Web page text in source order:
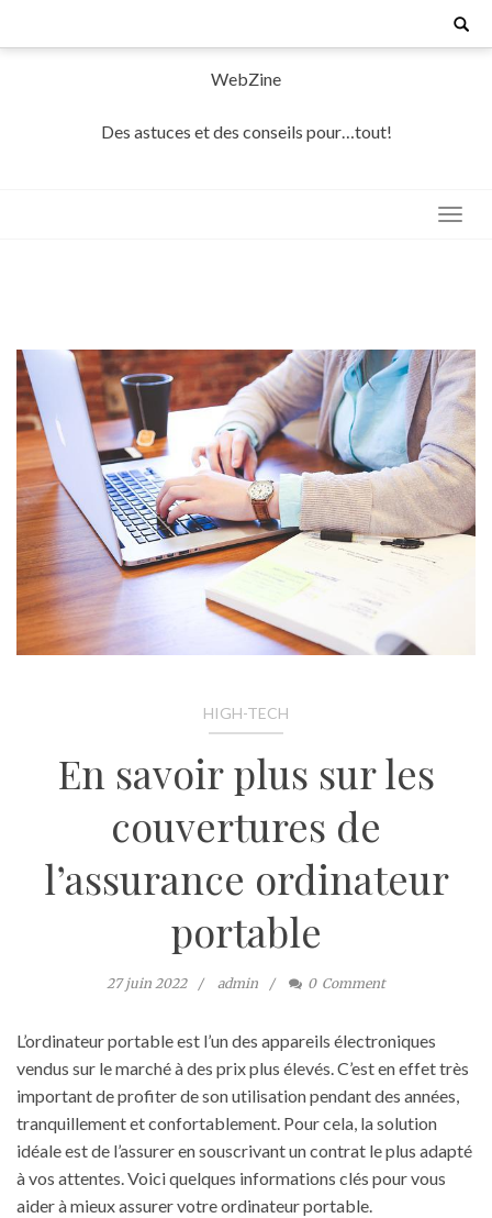
Search
WebZine
Des astuces et des conseils pour…tout!
HIGH-TECH
En savoir plus sur les
couvertures de
l’assurance ordinateur
portable
27 juin 2022 admin 0 Comment
L’ordinateur portable est l’un des appareils électroniques
vendus sur le marché à des prix plus élevés. C’est en effet très
important de profiter de son utilisation pendant des années,
tranquillement et confortablement. Pour cela, la solution
idéale est de l’assurer en souscrivant un contrat le plus adapté
à vos attentes. Voici quelques informations clés pour vous
aider à mieux assurer votre ordinateur portable.